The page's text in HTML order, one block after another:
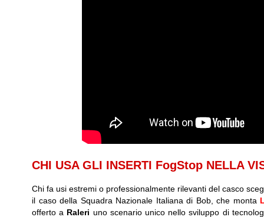
CHI USA GLI INSERTI FogStop NELLA
Chi fa usi estremi o professionalmente rilevanti del casco
il caso della Squadra Nazionale Italiana di Bob, che monta
offerto a Raleri uno scenario unico nello sviluppo di